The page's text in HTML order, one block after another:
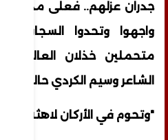
جدران عزلهم.. فعلى مدى
واجهوا وتحدوا السجان
متحملين خذلان العالم
الشاعر وسيم الكردي حالة
"وتحوم في الأركان لاهثة